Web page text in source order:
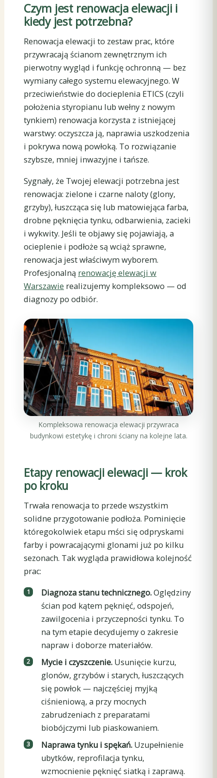
Czym jest renowacja elewacji i
kiedy jest potrzebna?
Renowacja elewacji to zestaw prac, które
przywracają ścianom zewnętrznym ich
pierwotny wygląd i funkcję ochronną — bez
wymiany całego systemu elewacyjnego. W
przeciwieństwie do docieplenia ETICS (czyli
położenia styropianu lub wełny z nowym
tynkiem) renowacja korzysta z istniejącej
warstwy: oczyszcza ją, naprawia uszkodzenia
i pokrywa nową powłoką. To rozwiązanie
szybsze, mniej inwazyjne i tańsze.
Sygnały, że Twojej elewacji potrzebna jest
renowacja: zielone i czarne naloty (glony,
grzyby), łuszcząca się lub matowiejąca farba,
drobne pęknięcia tynku, odbarwienia, zacieki
i wykwity. Jeśli te objawy się pojawiają, a
ocieplenie i podłoże są wciąż sprawne,
renowacja jest właściwym wyborem.
Profesjonalną renowację elewacji w
Warszawie realizujemy kompleksowo — od
diagnozy po odbiór.
Kompleksowa renowacja elewacji przywraca
budynkowi estetykę i chroni ściany na kolejne lata.
Etapy renowacji elewacji — krok
po kroku
Trwała renowacja to przede wszystkim
solidne przygotowanie podłoża. Pominięcie
któregokolwiek etapu mści się odpryskami
farby i powracającymi glonami już po kilku
sezonach. Tak wygląda prawidłowa kolejność
prac:
Diagnoza stanu technicznego.Oględziny
ścian pod kątem pęknięć, odspojeń,
zawilgocenia i przyczepności tynku. To
na tym etapie decydujemy o zakresie
napraw i doborze materiałów.
Mycie i czyszczenie.Usunięcie kurzu,
glonów, grzybów i starych, łuszczących
się powłok — najczęściej myjką
ciśnieniową, a przy mocnych
zabrudzeniach z preparatami
biobójczymi lub piaskowaniem.
Naprawa tynku i spękań.Uzupełnienie
ubytków, reprofilacja tynku,
wzmocnienie pęknięć siatką i zaprawą.